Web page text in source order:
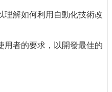
理解如何利用自動化技術改
用者的要求，以開發最佳的